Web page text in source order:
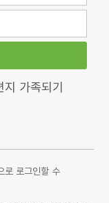
지 가족되기
로 로그인할 수